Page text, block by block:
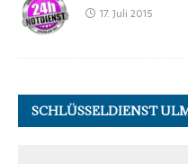
17. Juli 2015
SCHLÜSSELDIENST